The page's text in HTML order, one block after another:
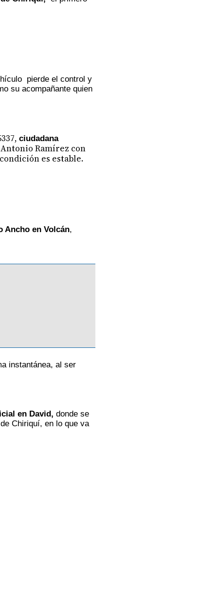
pierde el control y
su acompañante quien
ciudadana
Ramírez con
es estable.
Ancho en Volcán,
instantánea, al ser
en David, donde se
Chiriquí, en lo que va